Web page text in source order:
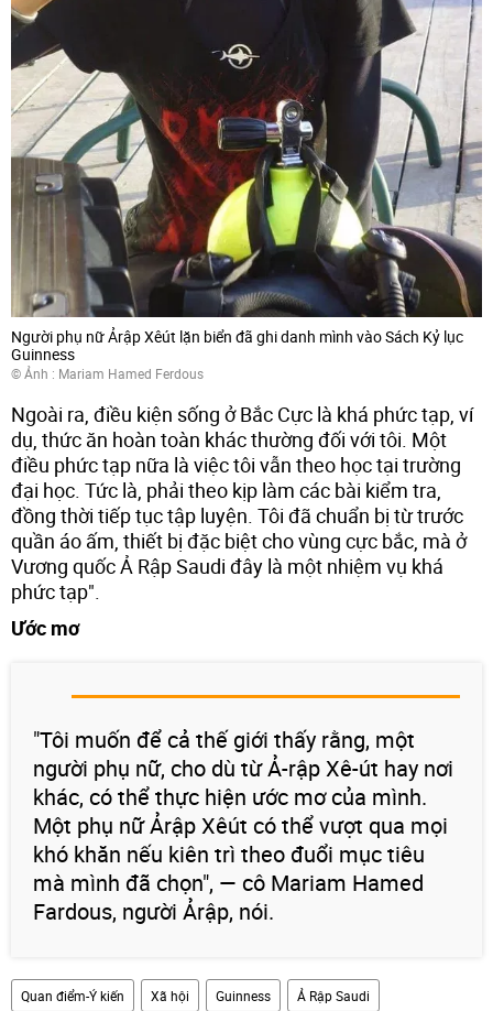
Người phụ nữ Ảrập Xêút lặn biển đã ghi danh mình vào Sách Kỷ lục
Guinness
© Ảnh : Mariam Hamed Ferdous
Ngoài ra, điều kiện sống ở Bắc Cực là khá phức tạp, ví
dụ, thức ăn hoàn toàn khác thường đối với tôi. Một
điều phức tạp nữa là việc tôi vẫn theo học tại trường
đại học. Tức là, phải theo kịp làm các bài kiểm tra,
đồng thời tiếp tục tập luyện. Tôi đã chuẩn bị từ trước
quần áo ấm, thiết bị đặc biệt cho vùng cực bắc, mà ở
Vương quốc Ả Rập Saudi đây là một nhiệm vụ khá
phức tạp".
Ước mơ
"Tôi muốn để cả thế giới thấy rằng, một
người phụ nữ, cho dù từ Ả-rập Xê-út hay nơi
khác, có thể thực hiện ước mơ của mình.
Một phụ nữ Ảrập Xêút có thể vượt qua mọi
khó khăn nếu kiên trì theo đuổi mục tiêu
mà mình đã chọn", — cô Mariam Hamed
Fardous, người Ảrập, nói.
Quan điểm-Ý kiến Xã hội Guinness Ả Rập Saudi